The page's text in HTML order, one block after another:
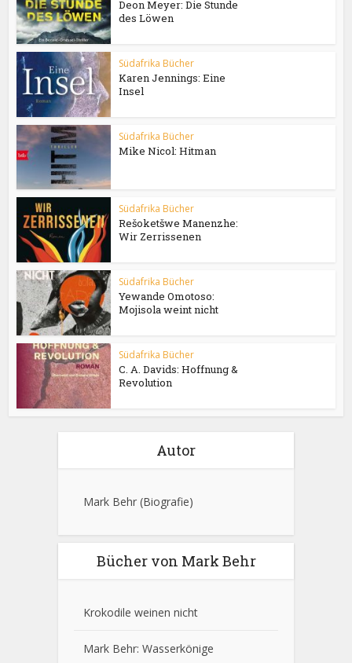
Deon Meyer: Die Stunde
des Löwen
Südafrika Bücher
Karen Jennings: Eine
Insel
Südafrika Bücher
Mike Nicol: Hitman
Südafrika Bücher
Rešoketšwe Manenzhe:
Wir Zerrissenen
Südafrika Bücher
Yewande Omotoso:
Mojisola weint nicht
Südafrika Bücher
C. A. Davids: Hoffnung &
Revolution
Autor
Mark Behr (Biografie)
Bücher von Mark Behr
Krokodile weinen nicht
Mark Behr: Wasserkönige